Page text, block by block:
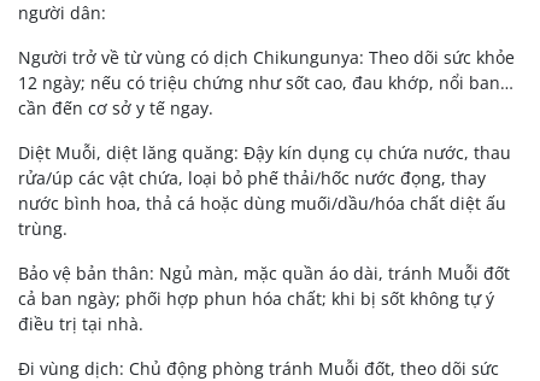
người dân:
Người trở về từ vùng có dịch Chikungunya: Theo dõi sức khỏe
12 ngày; nếu có triệu chứng như sốt cao, đau khớp, nổi ban…
cần đến cơ sở y tế ngay.
Diệt Muỗi, diệt lăng quăng: Đậy kín dụng cụ chứa nước, thau
rửa/úp các vật chứa, loại bỏ phế thải/hốc nước đọng, thay
nước bình hoa, thả cá hoặc dùng muối/dầu/hóa chất diệt ấu
trùng.
Bảo vệ bản thân: Ngủ màn, mặc quần áo dài, tránh Muỗi đốt
cả ban ngày; phối hợp phun hóa chất; khi bị sốt không tự ý
điều trị tại nhà.
Đi vùng dịch: Chủ động phòng tránh Muỗi đốt, theo dõi sức